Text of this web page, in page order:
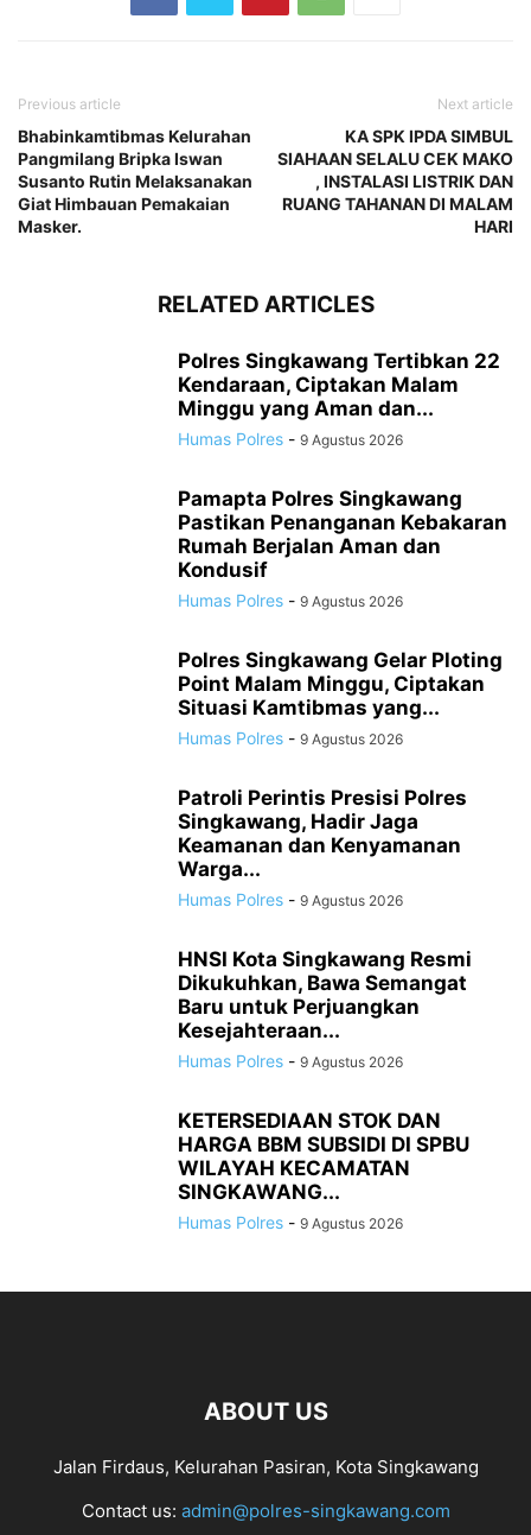
Previous article
Bhabinkamtibmas Kelurahan
Pangmilang Bripka Iswan
Susanto Rutin Melaksanakan
Giat Himbauan Pemakaian
Masker.
Next article
KA SPK IPDA SIMBUL
SIAHAAN SELALU CEK MAKO
, INSTALASI LISTRIK DAN
RUANG TAHANAN DI MALAM
HARI
RELATED ARTICLES
Polres Singkawang Tertibkan 22
Kendaraan, Ciptakan Malam
Minggu yang Aman dan...
Humas Polres - 9 Agustus 2026
Pamapta Polres Singkawang
Pastikan Penanganan Kebakaran
Rumah Berjalan Aman dan
Kondusif
Humas Polres - 9 Agustus 2026
Polres Singkawang Gelar Ploting
Point Malam Minggu, Ciptakan
Situasi Kamtibmas yang...
Humas Polres - 9 Agustus 2026
Patroli Perintis Presisi Polres
Singkawang, Hadir Jaga
Keamanan dan Kenyamanan
Warga...
Humas Polres - 9 Agustus 2026
HNSI Kota Singkawang Resmi
Dikukuhkan, Bawa Semangat
Baru untuk Perjuangkan
Kesejahteraan...
Humas Polres - 9 Agustus 2026
KETERSEDIAAN STOK DAN
HARGA BBM SUBSIDI DI SPBU
WILAYAH KECAMATAN
SINGKAWANG...
Humas Polres - 9 Agustus 2026
ABOUT US
Jalan Firdaus, Kelurahan Pasiran, Kota Singkawang
Contact us: admin@polres-singkawang.com